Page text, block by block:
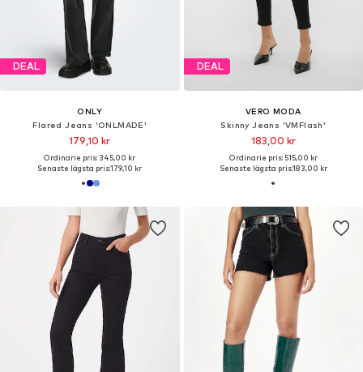
DEAL
ONLY
Flared Jeans 'ONLMADE'
179,10 kr
Ordinarie pris: 345,00 kr
Senaste lägsta pris:179,10 kr
DEAL
VERO MODA
Skinny Jeans 'VMFlash'
183,00 kr
Ordinarie pris: 515,00 kr
Senaste lägsta pris:183,00 kr